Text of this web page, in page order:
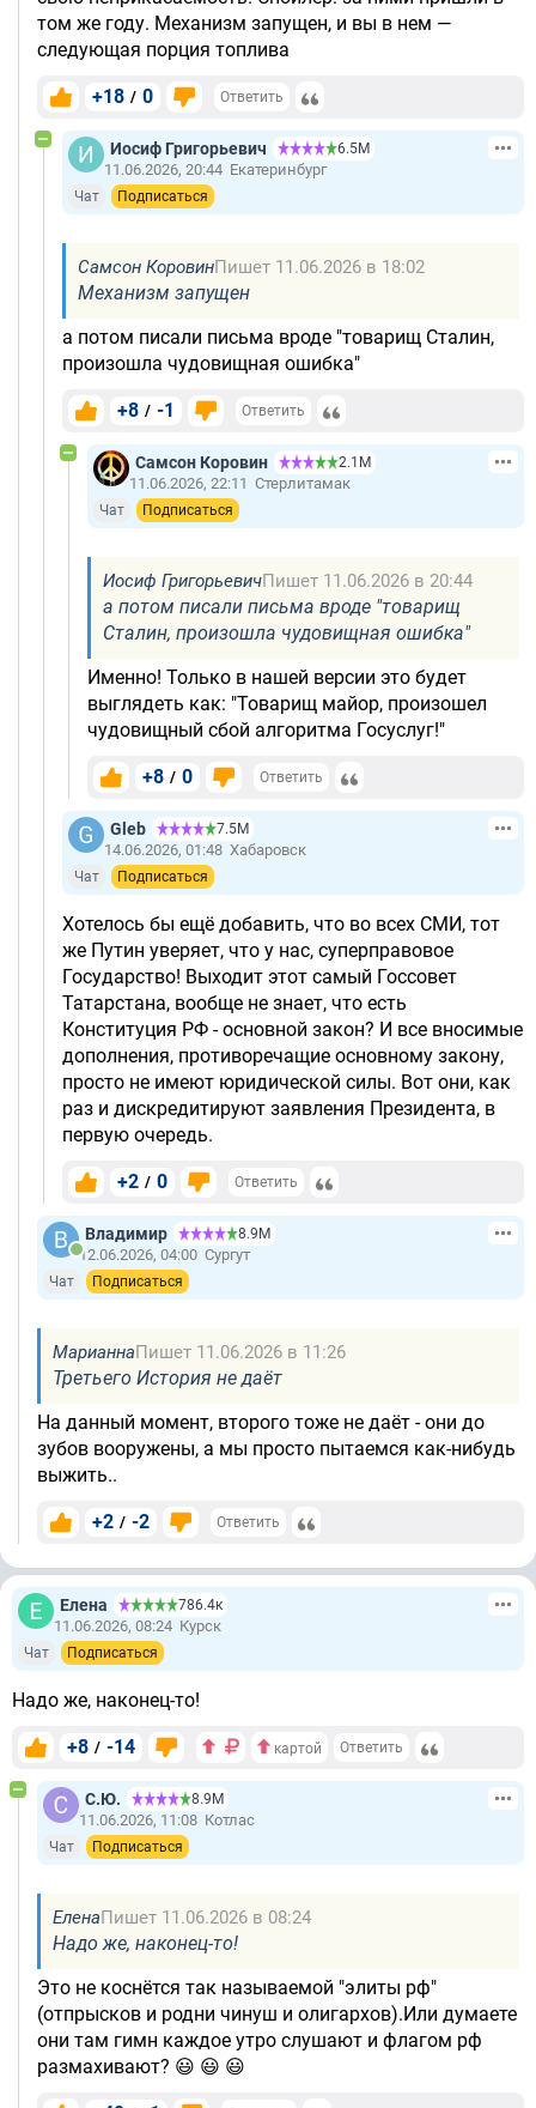
том же году. Механизм запущен, и вы в нем —
следующая порция топлива
+18 / 0 Ответить
Иосиф Григорьевич 6.5М
11.06.2026, 20:44 Екатеринбург
Чат Подписаться
Самсон КоровинПишет 11.06.2026 в 18:02
Механизм запущен
а потом писали письма вроде "товарищ Сталин,
произошла чудовищная ошибка"
+8 / -1 Ответить
Самсон Коровин 2.1М
11.06.2026, 22:11 Стерлитамак
Чат Подписаться
Иосиф ГригорьевичПишет 11.06.2026 в 20:44
а потом писали письма вроде "товарищ
Сталин, произошла чудовищная ошибка"
Именно! Только в нашей версии это будет
выглядеть как: "Товарищ майор, произошел
чудовищный сбой алгоритма Госуслуг!"
+8 / 0 Ответить
Gleb 7.5М
14.06.2026, 01:48 Хабаровск
Чат Подписаться
Хотелось бы ещё добавить, что во всех СМИ, тот
же Путин уверяет, что у нас, суперправовое
Государство! Выходит этот самый Госсовет
Татарстана, вообще не знает, что есть
Конституция РФ - основной закон? И все вносимые
дополнения, противоречащие основному закону,
просто не имеют юридической силы. Вот они, как
раз и дискредитируют заявления Президента, в
первую очередь.
+2 / 0 Ответить
Владимир 8.9М
12.06.2026, 04:00 Сургут
Чат Подписаться
МарианнаПишет 11.06.2026 в 11:26
Третьего История не даёт
На данный момент, второго тоже не даёт - они до
зубов вооружены, а мы просто пытаемся как-нибудь
выжить..
+2 / -2 Ответить
Елена 786.4к
11.06.2026, 08:24 Курск
Чат Подписаться
Надо же, наконец-то!
+8 / -14 картой Ответить
С.Ю. 8.9М
11.06.2026, 11:08 Котлас
Чат Подписаться
ЕленаПишет 11.06.2026 в 08:24
Надо же, наконец-то!
Это не коснётся так называемой "элиты рф"
(отпрысков и родни чинуш и олигархов).Или думаете
они там гимн каждое утро слушают и флагом рф
размахивают? 😃 😃 😃